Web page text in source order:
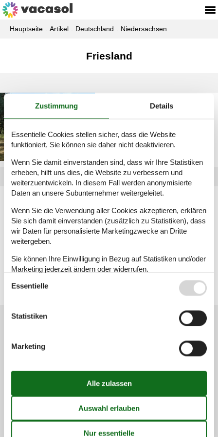
Hauptseite Artikel Deutschland Niedersachsen
Friesland
Privat Ferienhaus
Alle
Ferienhaus
Alle
Deutschland
Friesland
Kundenservice
(+49) 040 8740 6723
Mail
Zustimmung Details
Essentielle Cookies stellen sicher, dass die Website
funktioniert, Sie können sie daher nicht deaktivieren.
Wenn Sie damit einverstanden sind, dass wir Ihre Statistiken
erheben, hilft uns dies, die Website zu verbessern und
weiterzuentwickeln. In diesem Fall werden anonymisierte
Daten an unsere Subunternehmer weitergeleitet.
Wenn Sie die Verwendung aller Cookies akzeptieren, erklären
Sie sich damit einverstanden (zusätzlich zu Statistiken), dass
wir Daten für personalisierte Marketingzwecke an Dritte
weitergeben.
Sie können Ihre Einwilligung in Bezug auf Statistiken und/oder
Marketing jederzeit ändern oder widerrufen.
Siehe auch unsere
Essentielle
Statistiken
Marketing